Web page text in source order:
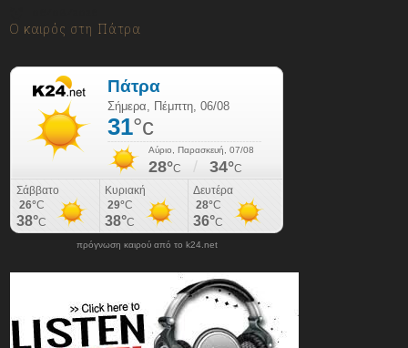
Ο καιρός στη Πάτρα
πρόγνωση καιρού από το k24.net